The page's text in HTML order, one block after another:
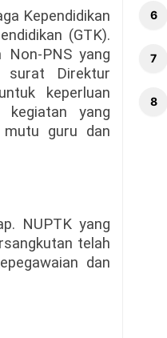
Kependidikan
(GTK).
Non-PNS yang
surat Direktur
keperluan
kegiatan yang
mutu guru dan
NUPTK yang
telah
dan